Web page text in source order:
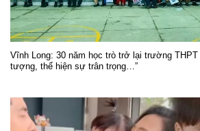
Vĩnh Long: 30 năm học trò trở lại trường THPT
tượng, thể hiện sự trân trọng…”